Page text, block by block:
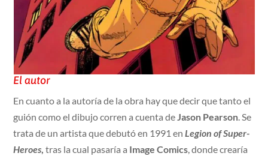
El autor
En cuanto a la autoría de la obra hay que decir que tanto el
guión como el dibujo corren a cuenta deJason Pearson. Se
trata de un artista que debutó en 1991 en Legion of Super-
Heroes, tras la cual pasaría a Image Comics, donde crearía